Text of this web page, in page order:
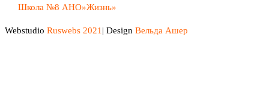
Школа №8 АНО»Жизнь»
Webstudio Ruswebs 2021 | Design Вельда Ашер